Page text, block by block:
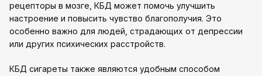
рецепторы в мозге, КБД может помочь улучшить
настроение и повысить чувство благополучия. Это
особенно важно для людей, страдающих от депрессии
или других психических расстройств.
КБД сигареты также являются удобным способом